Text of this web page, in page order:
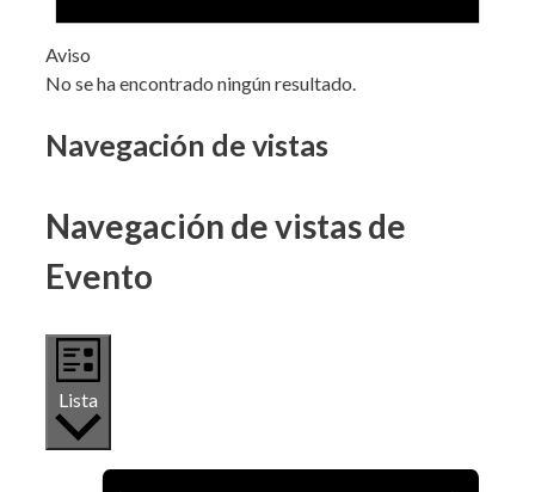
Aviso
No se ha encontrado ningún resultado.
Navegación de vistas
Navegación de vistas de
Evento
Lista